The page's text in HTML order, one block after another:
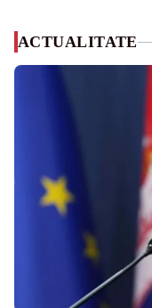
ACTUALITATE